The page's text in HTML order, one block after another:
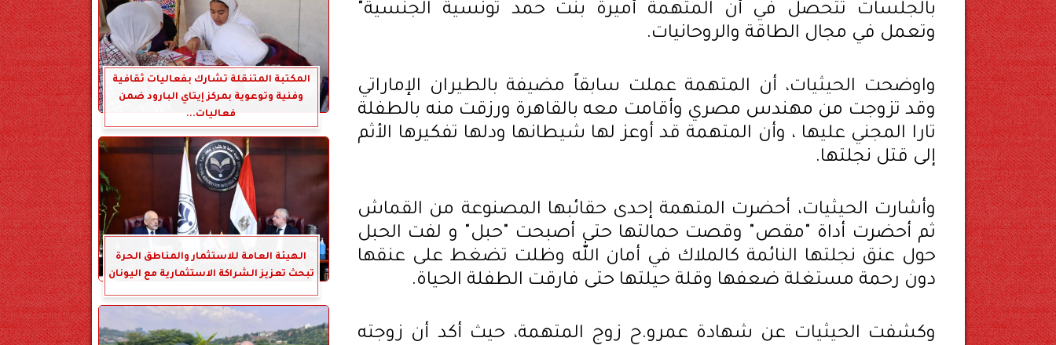
بالجلسات تتحصل في أن المتهمة أميرة بنت حمد تونسية الجنسية"
وتعمل في مجال الطاقة والروحانيات.
واوضحت الحيثيات، أن المتهمة عملت سابقاً مضيفة بالطيران الإماراتي
وقد تزوجت من مهندس مصري وأقامت معه بالقاهرة ورزقت منه بالطفلة
تارا المجني عليها ، وأن المتهمة قد أوعز لها شيطانها ودلها تفكيرها الأثم
إلى قتل نجلتها.
وأشارت الحيثيات، أحضرت المتهمة إحدى حقائبها المصنوعة من القماش
ثم أحضرت أداة "مقص" وقصت حمالتها حتى أصبحت "حبل" و لفت الحبل
حول عنق نجلتها النائمة كالملاك في أمان الله وظلت تضغط على عنقها
دون رحمة مستغلة ضعفها وقلة حيلتها حتى فارقت الطفلة الحياة.
وكشفت الحيثيات عن شهادة عمرو.ح زوج المتهمة، حيث أكد أن زوجته
المكتبة المتنقلة تشارك بفعاليات ثقافية
وفنية وتوعوية بمركز إيتاي البارود ضمن
فعاليات...
الهيئة العامة للاستثمار والمناطق الحرة
تبحث تعزيز الشراكة الاستثمارية مع اليونان